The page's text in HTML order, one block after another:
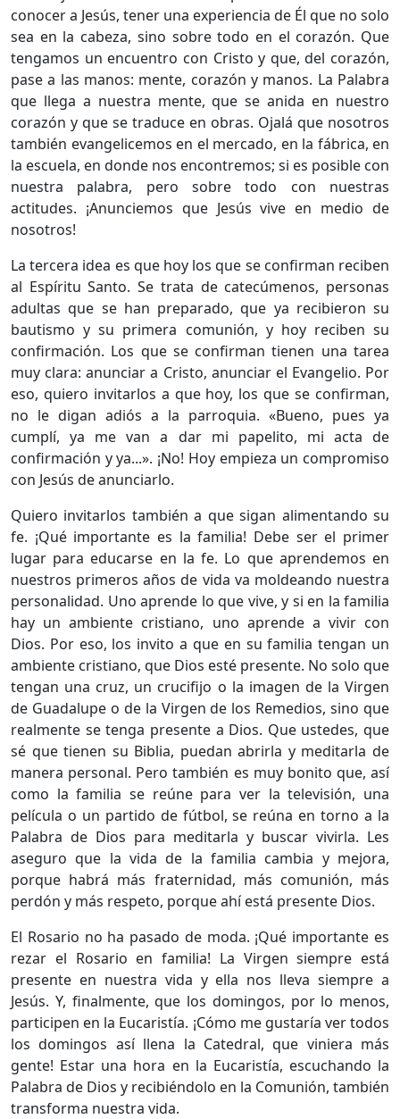
conocer a Jesús, tener una experiencia de Él que no solo
sea en la cabeza, sino sobre todo en el corazón. Que
tengamos un encuentro con Cristo y que, del corazón,
pase a las manos: mente, corazón y manos. La Palabra
que llega a nuestra mente, que se anida en nuestro
corazón y que se traduce en obras. Ojalá que nosotros
también evangelicemos en el mercado, en la fábrica, en
la escuela, en donde nos encontremos; si es posible con
nuestra palabra, pero sobre todo con nuestras
actitudes. ¡Anunciemos que Jesús vive en medio de
nosotros!
​La tercera idea es que hoy los que se confirman reciben
al Espíritu Santo. Se trata de catecúmenos, personas
adultas que se han preparado, que ya recibieron su
bautismo y su primera comunión, y hoy reciben su
confirmación. Los que se confirman tienen una tarea
muy clara: anunciar a Cristo, anunciar el Evangelio. Por
eso, quiero invitarlos a que hoy, los que se confirman,
no le digan adiós a la parroquia. «Bueno, pues ya
cumplí, ya me van a dar mi papelito, mi acta de
confirmación y ya...». ¡No! Hoy empieza un compromiso
con Jesús de anunciarlo.
​Quiero invitarlos también a que sigan alimentando su
fe. ¡Qué importante es la familia! Debe ser el primer
lugar para educarse en la fe. Lo que aprendemos en
nuestros primeros años de vida va moldeando nuestra
personalidad. Uno aprende lo que vive, y si en la familia
hay un ambiente cristiano, uno aprende a vivir con
Dios. Por eso, los invito a que en su familia tengan un
ambiente cristiano, que Dios esté presente. No solo que
tengan una cruz, un crucifijo o la imagen de la Virgen
de Guadalupe o de la Virgen de los Remedios, sino que
realmente se tenga presente a Dios. Que ustedes, que
sé que tienen su Biblia, puedan abrirla y meditarla de
manera personal. Pero también es muy bonito que, así
como la familia se reúne para ver la televisión, una
película o un partido de fútbol, se reúna en torno a la
Palabra de Dios para meditarla y buscar vivirla. Les
aseguro que la vida de la familia cambia y mejora,
porque habrá más fraternidad, más comunión, más
perdón y más respeto, porque ahí está presente Dios.
​El Rosario no ha pasado de moda. ¡Qué importante es
rezar el Rosario en familia! La Virgen siempre está
presente en nuestra vida y ella nos lleva siempre a
Jesús. Y, finalmente, que los domingos, por lo menos,
participen en la Eucaristía. ¡Cómo me gustaría ver todos
los domingos así llena la Catedral, que viniera más
gente! Estar una hora en la Eucaristía, escuchando la
Palabra de Dios y recibiéndolo en la Comunión, también
transforma nuestra vida.